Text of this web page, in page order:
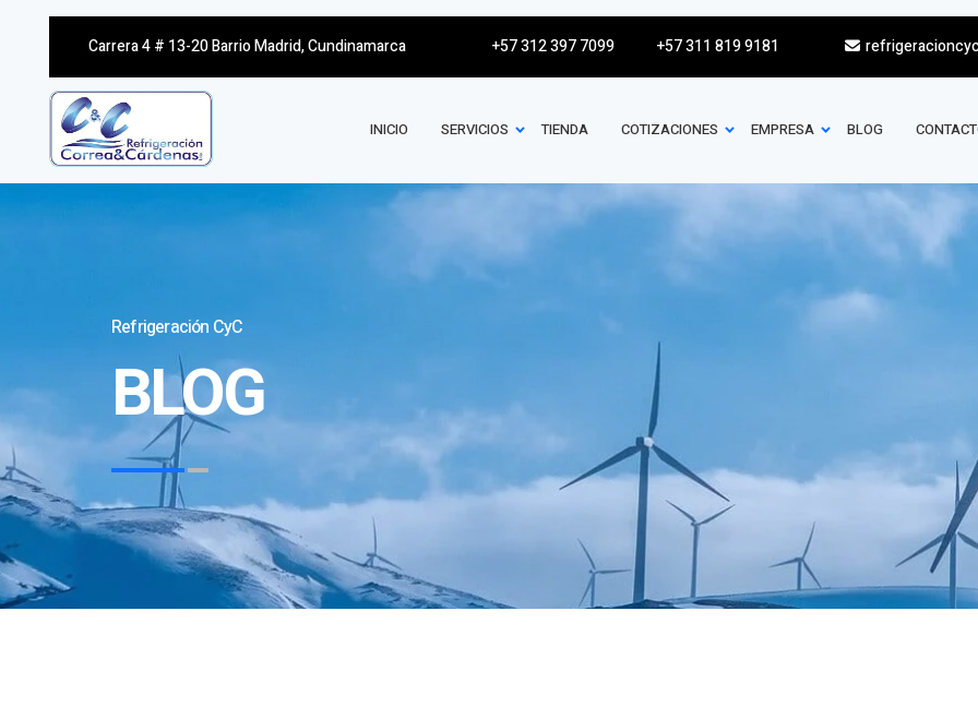
Carrera 4 # 13-20 Barrio Madrid, Cundinamarca +57 312 397 7099 +57 311 819 9181
INICIO SERVICIOS TIENDA COTIZACIONES EMPRESA BLOG
Refrigeración CyC
BLOG